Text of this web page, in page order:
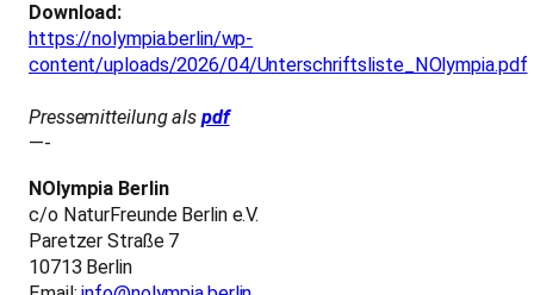
Download:
https://nolympia.berlin/wp-
content/uploads/2026/04/Unterschriftsliste_NOlympia.pdf
Pressemitteilung als pdf
—-
NOlympia Berlin
c/o NaturFreunde Berlin e.V.
Paretzer Straße 7
10713 Berlin